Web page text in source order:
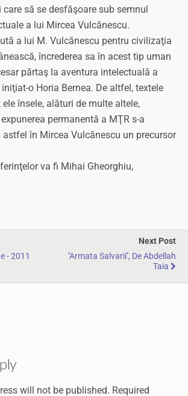
să se desfăşoare sub semnul
a lui Mircea Vulcănescu.
a lui M. Vulcănescu pentru civilizaţia
încrederea sa în acest tip uman
părtaş la aventura intelectuală a
o Horia Bernea. De altfel, textele
însele, alături de multe altele,
permanentă a MŢR s-a
în Mircea Vulcănescu un precursor
va fi Mihai Gheorghiu,
- 2011
Next Post
''Armata Salvarii'', De Abdellah
Taia
will not be published. Required